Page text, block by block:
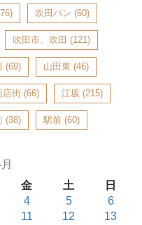
吹田パン (60)
吹田市、吹田 (121)
(69) 山田東 (46)
店街 (66) 江坂 (215)
(38) 駅前 (60)
金 土
日
4 5
6
11 12
13